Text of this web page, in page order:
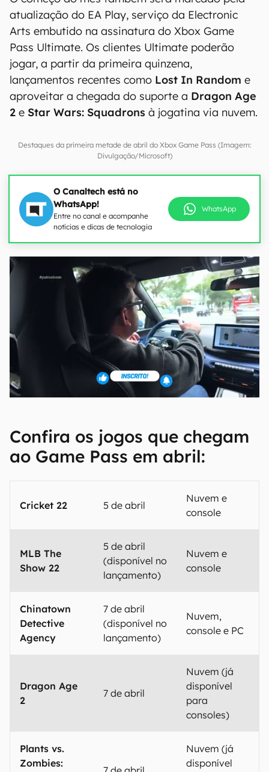
atualização do EA Play, serviço da Electronic
Arts embutido na assinatura do Xbox Game
Pass Ultimate. Os clientes Ultimate poderão
jogar, a partir da primeira quinzena,
lançamentos recentes como Lost In Random e
aproveitar a chegada do suporte a Dragon Age
2 e Star Wars: Squadrons à jogatina via nuvem.
Destaques da primeira metade de abril do Xbox Game Pass (Imagem:
Divulgação/Microsoft)
O Canaltech está no
WhatsApp!
Entre no canal e acompanhe
notícias e dicas de tecnologia
WhatsApp
Confira os jogos que chegam
ao Game Pass em abril:
Cricket 22 5 de abril
Nuvem e
console
MLB The
Show 22
5 de abril
(disponível no
lançamento)
Nuvem e
console
Chinatown
Detective
Agency
7 de abril
(disponível no
lançamento)
Nuvem,
console e PC
Dragon Age
2
7 de abril
Nuvem (já
disponível
para
consoles)
Plants vs.
Zombies:
Nuvem (já
disponível